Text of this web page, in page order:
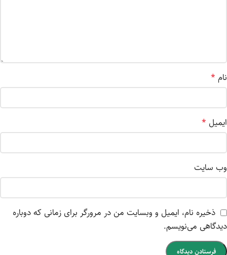
نام *
ایمیل *
وب‌ سایت
ذخیره نام، ایمیل و وبسایت من در مرورگر برای زمانی که دوباره
دیدگاهی می‌نویسم.